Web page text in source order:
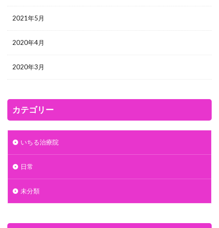
2021年5月
2020年4月
2020年3月
カテゴリー
いちる治療院
日常
未分類